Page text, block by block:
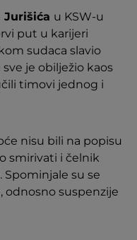
Jurišića u KSW-u
put u karijeri
sudaca slavio
sve je obilježio kaos
timovi jednog i
nisu bili na popisu
smirivati i čelnik
. Spominjale su se
odnosno suspenzije